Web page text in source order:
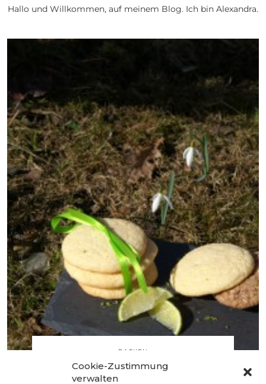
Cookie-Zustimmung
verwalten
Hallo und Willkommen, auf meinem Blog. Ich bin Alexandra.
BACKEN
Cookies –